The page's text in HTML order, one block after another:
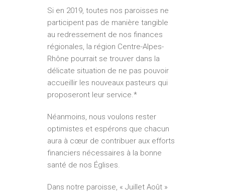
Si en 2019, toutes nos paroisses ne
participent pas de manière tangible
au redressement de nos finances
régionales, la région Centre-Alpes-
Rhône pourrait se trouver dans la
délicate situation de ne pas pouvoir
accueillir les nouveaux pasteurs qui
proposeront leur service.*
Néanmoins, nous voulons rester
optimistes et espérons que chacun
aura à cœur de contribuer aux efforts
financiers nécessaires à la bonne
santé de nos Églises.
Dans notre paroisse, « Juillet Août »